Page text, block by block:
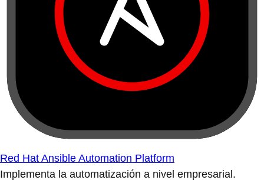
Red Hat Ansible Automation Platform
Implementa la automatización a nivel empresarial.